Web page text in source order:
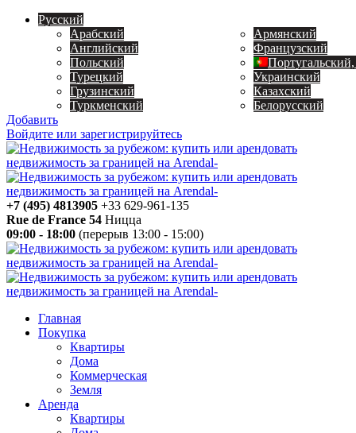
Русский
Арабский
Армянский
Английский
Французский
Польский
Турецкий
Украинский
Грузинский
Казахский
Туркменский
Белорусский
Добавить
Войдите или зарегистрируйтесь
+7 (495) 4813905 +33 629-961-135
Rue de France 54 Ницца
09:00 - 18:00 (перерыв 13:00 - 15:00)
Главная
Покупка
Квартиры
Дома
Коммерческая
Земля
Аренда
Квартиры